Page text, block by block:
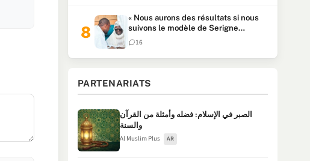
« Nous aurons des résultats si nous
suivons le modèle de Serigne
Touba » : Ousmane Sonko au Khalife
Serigne Mountakha
16
PARTENARIATS
الصبر في الإسلام: فضله وأمثلة من القرآن
والسنة
Al Muslim Plus AR